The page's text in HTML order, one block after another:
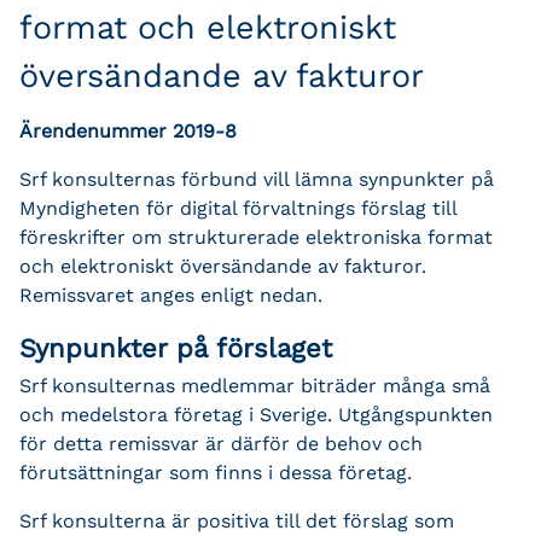
format och elektroniskt
översändande av fakturor
Ärendenummer 2019-8
Srf konsulternas förbund vill lämna synpunkter på
Myndigheten för digital förvaltnings förslag till
föreskrifter om strukturerade elektroniska format
och elektroniskt översändande av fakturor.
Remissvaret anges enligt nedan.
Synpunkter på förslaget
Srf konsulternas medlemmar biträder många små
och medelstora företag i Sverige. Utgångspunkten
för detta remissvar är därför de behov och
förutsättningar som finns i dessa företag.
Srf konsulterna är positiva till det förslag som